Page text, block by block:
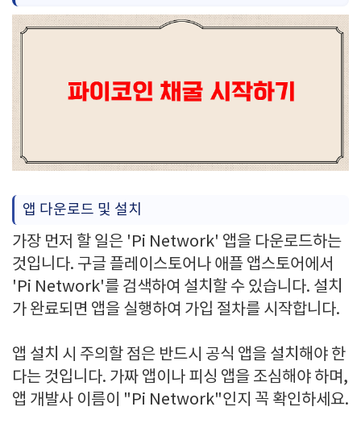
앱 다운로드 및 설치
가장 먼저 할 일은 'Pi Network' 앱을 다운로드하는
것입니다. 구글 플레이스토어나 애플 앱스토어에서
'Pi Network'를 검색하여 설치할 수 있습니다. 설치
가 완료되면 앱을 실행하여 가입 절차를 시작합니다.
앱 설치 시 주의할 점은 반드시 공식 앱을 설치해야 한
다는 것입니다. 가짜 앱이나 피싱 앱을 조심해야 하며,
앱 개발사 이름이 "Pi Network"인지 꼭 확인하세요.